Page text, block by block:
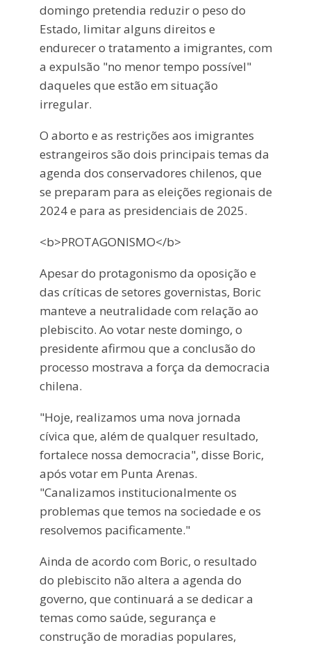
domingo pretendia reduzir o peso do
Estado, limitar alguns direitos e
endurecer o tratamento a imigrantes, com
a expulsão "no menor tempo possível"
daqueles que estão em situação
irregular.
O aborto e as restrições aos imigrantes
estrangeiros são dois principais temas da
agenda dos conservadores chilenos, que
se preparam para as eleições regionais de
2024 e para as presidenciais de 2025.
<b>PROTAGONISMO</b>
Apesar do protagonismo da oposição e
das críticas de setores governistas, Boric
manteve a neutralidade com relação ao
plebiscito. Ao votar neste domingo, o
presidente afirmou que a conclusão do
processo mostrava a força da democracia
chilena.
"Hoje, realizamos uma nova jornada
cívica que, além de qualquer resultado,
fortalece nossa democracia", disse Boric,
após votar em Punta Arenas.
"Canalizamos institucionalmente os
problemas que temos na sociedade e os
resolvemos pacificamente."
Ainda de acordo com Boric, o resultado
do plebiscito não altera a agenda do
governo, que continuará a se dedicar a
temas como saúde, segurança e
construção de moradias populares,